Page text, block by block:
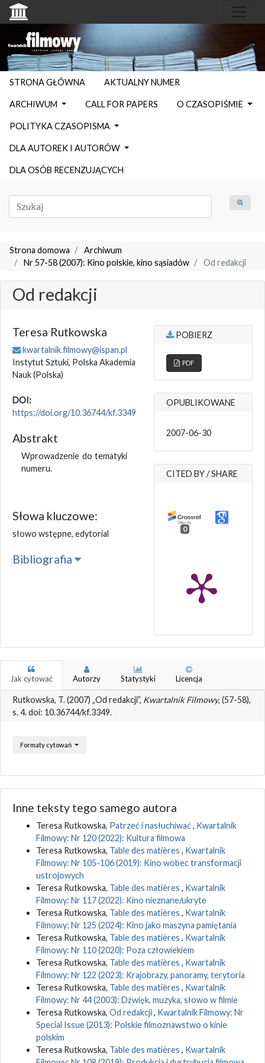
STRONA GŁÓWNA AKTUALNY NUMER
ARCHIWUM CALL FOR PAPERS O CZASOPIŚMIE
POLITYKA CZASOPISMA
DLA AUTOREK I AUTORÓW
DLA OSÓB RECENZUJĄCYCH
Strona domowa
Archiwum
Nr 57-58 (2007): Kino polskie, kino sąsiadów
Od redakcji
Od redakcji
Teresa Rutkowska
kwartalnik.filmowy@ispan.pl
Instytut Sztuki, Polska Akademia
Nauk(Polska)
DOI:
https://doi.org/10.36744/kf.3349
Abstrakt
Wprowadzenie do tematyki
numeru.
Słowa kluczowe:
słowo wstępne, edytorial
Bibliografia
POBIERZ
PDF
OPUBLIKOWANE
2007-06-30
CITED BY / SHARE
0
Jak cytować Autorzy Statystyki Licencja
Rutkowska, T. (2007) „Od redakcji”, Kwartalnik Filmowy, (57-58),
s. 4. doi: 10.36744/kf.3349.
Formaty cytowań
Inne teksty tego samego autora
Teresa Rutkowska, Patrzeć i nasłuchiwać, Kwartalnik
Filmowy: Nr 120 (2022): Kultura filmowa
Teresa Rutkowska, Table des matières , Kwartalnik
Filmowy: Nr 105-106 (2019): Kino wobec transformacji
ustrojowych
Teresa Rutkowska, Table des matières , Kwartalnik
Filmowy: Nr 117 (2022): Kino nieznane/ukryte
Teresa Rutkowska, Table des matières , Kwartalnik
Filmowy: Nr 125 (2024): Kino jako maszyna pamiętania
Teresa Rutkowska, Table des matières , Kwartalnik
Filmowy: Nr 110 (2020): Poza człowiekiem
Teresa Rutkowska, Table des matières , Kwartalnik
Filmowy: Nr 122 (2023): Krajobrazy, panoramy, terytoria
Teresa Rutkowska, Table des matières , Kwartalnik
Filmowy: Nr 44 (2003): Dźwięk, muzyka, słowo w filmie
Teresa Rutkowska, Od redakcji, Kwartalnik Filmowy: Nr
Special Issue (2013): Polskie filmoznawstwo o kinie
polskim
Teresa Rutkowska, Table des matières , Kwartalnik